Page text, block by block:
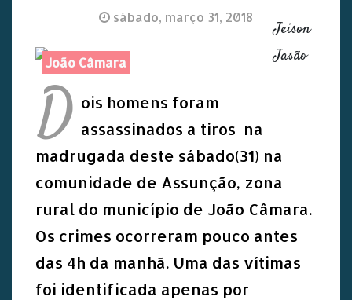
sábado, março 31, 2018
João Câmara
Jeison
Jasão
D ois homens foram
assassinados a tiros na
madrugada deste sábado(31) na
comunidade de Assunção, zona
rural do município de João Câmara.
Os crimes ocorreram pouco antes
das 4h da manhã. Uma das vítimas
foi identificada apenas por